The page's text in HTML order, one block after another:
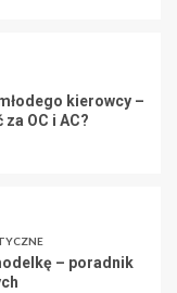
kierowcy –
OC i AC?
– poradnik